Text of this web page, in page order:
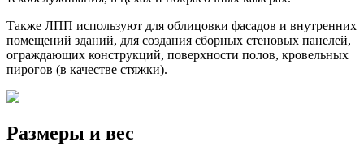
Также ЛПП используют для облицовки фасадов и внутренних
помещений зданий, для создания сборных стеновых панелей,
ограждающих конструкций, поверхности полов, кровельных
пирогов (в качестве стяжки).
Размеры и вес